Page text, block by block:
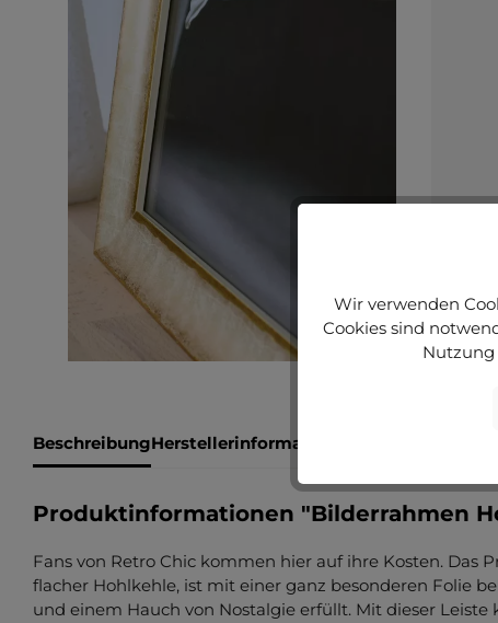
BeschreibungHerstellerinformationen
Produktinformationen "Bilderrahmen
Fans von Retro Chic kommen hier auf ihre Kosten. Das
flacher Hohlkehle, ist mit einer ganz besonderen Folie
und einem Hauch von Nostalgie erfüllt. Mit dieser
Wir verwenden
Cookies sind
Nutzung